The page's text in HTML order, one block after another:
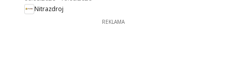
Nitrazdroj
REKLAMA